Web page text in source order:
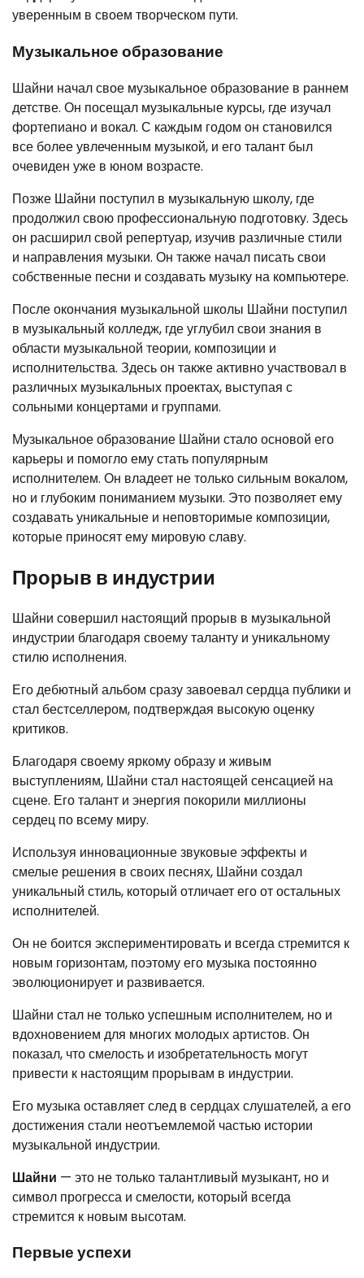
уверенным в своем творческом пути.
Музыкальное образование
Шайни начал свое музыкальное образование в раннем
детстве. Он посещал музыкальные курсы, где изучал
фортепиано и вокал. С каждым годом он становился
все более увлеченным музыкой, и его талант был
очевиден уже в юном возрасте.
Позже Шайни поступил в музыкальную школу, где
продолжил свою профессиональную подготовку. Здесь
он расширил свой репертуар, изучив различные стили
и направления музыки. Он также начал писать свои
собственные песни и создавать музыку на компьютере.
После окончания музыкальной школы Шайни поступил
в музыкальный колледж, где углубил свои знания в
области музыкальной теории, композиции и
исполнительства. Здесь он также активно участвовал в
различных музыкальных проектах, выступая с
сольными концертами и группами.
Музыкальное образование Шайни стало основой его
карьеры и помогло ему стать популярным
исполнителем. Он владеет не только сильным вокалом,
но и глубоким пониманием музыки. Это позволяет ему
создавать уникальные и неповторимые композиции,
которые приносят ему мировую славу.
Прорыв в индустрии
Шайни совершил настоящий прорыв в музыкальной
индустрии благодаря своему таланту и уникальному
стилю исполнения.
Его дебютный альбом сразу завоевал сердца публики и
стал бестселлером, подтверждая высокую оценку
критиков.
Благодаря своему яркому образу и живым
выступлениям, Шайни стал настоящей сенсацией на
сцене. Его талант и энергия покорили миллионы
сердец по всему миру.
Используя инновационные звуковые эффекты и
смелые решения в своих песнях, Шайни создал
уникальный стиль, который отличает его от остальных
исполнителей.
Он не боится экспериментировать и всегда стремится к
новым горизонтам, поэтому его музыка постоянно
эволюционирует и развивается.
Шайни стал не только успешным исполнителем, но и
вдохновением для многих молодых артистов. Он
показал, что смелость и изобретательность могут
привести к настоящим прорывам в индустрии.
Его музыка оставляет след в сердцах слушателей, а его
достижения стали неотъемлемой частью истории
музыкальной индустрии.
Шайни — это не только талантливый музыкант, но и
символ прогресса и смелости, который всегда
стремится к новым высотам.
Первые успехи